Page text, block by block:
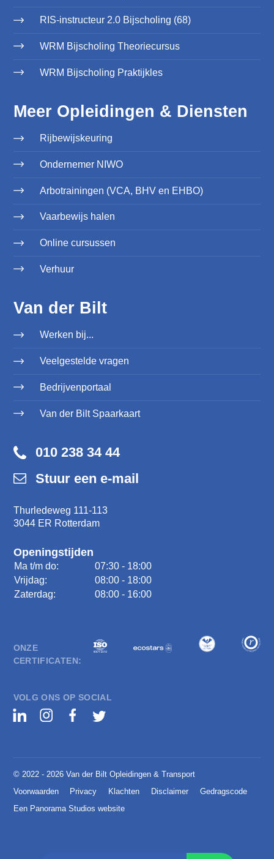
RIS-instructeur 2.0 Bijscholing (68)
WRM Bijscholing Theoriecursus
WRM Bijscholing Praktijkles
Meer Opleidingen & Diensten
Rijbewijskeuring
Ondernemer NIWO
Arbotrainingen (VCA, BHV en EHBO)
Vaarbewijs halen
Online cursussen
Verhuur
Van der Bilt
Werken bij...
Veelgestelde vragen
Bedrijvenportaal
Van der Bilt Spaarkaart
010 238 34 44
Stuur een e-mail
Thurledeweg 111-113
3044 ER Rotterdam
Openingstijden
Ma t/m do:
07:30 - 18:00
Vrijdag:
08:00 - 18:00
Zaterdag:
08:00 - 16:00
ONZE
CERTIFICATEN:
VOLG ONS OP SOCIAL
© 2022 - 2026 Van der Bilt Opleidingen & Transport
Voorwaarden
Privacy Klachten Disclaimer
Gedragscode
Een Panorama Studios website